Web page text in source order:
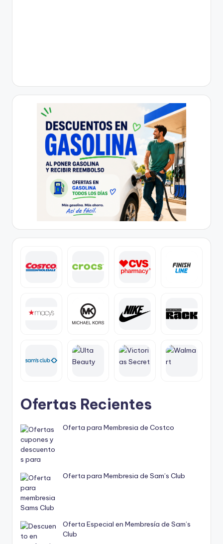
Ofertas Recientes
Oferta para Membresia de Costco
Oferta para Membresia de Sam’s Club
Oferta Especial en Membresía de Sam’s
Club